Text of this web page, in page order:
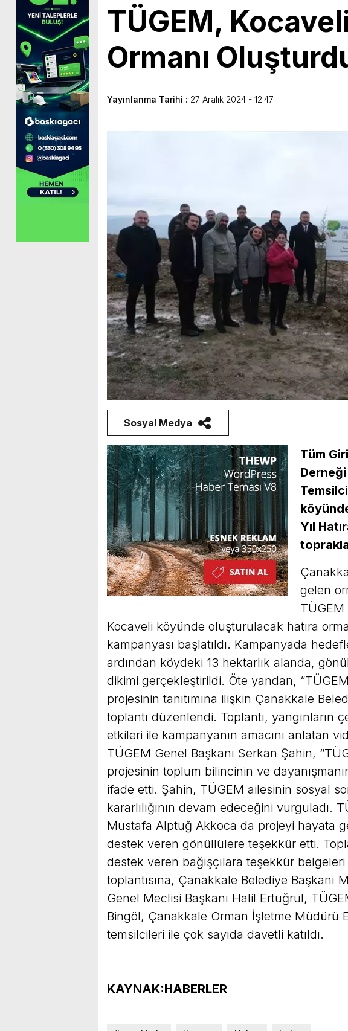
TÜGEM,
Ormanı
Yayınlanma Tarihi : 27 Aralık 2024 - 12:47
Sosyal Medya
Tüm
Yıl
gelen
Kocaveli köyünde oluşturulacak hatıra
kampanyası başlatıldı. Kampanyada
ardından köydeki 13 hektarlık alanda,
dikimi gerçekleştirildi. Öte yandan, “TÜGEM
projesinin tanıtımına ilişkin Çanakkale
toplantı düzenlendi. Toplantı, yangınların
etkileri ile kampanyanın amacını anlatan
TÜGEM Genel Başkanı Serkan Şahin,
projesinin toplum bilincinin ve
ifade etti. Şahin, TÜGEM ailesinin sosyal
kararlılığının devam edeceğini vurguladı.
Mustafa Alptuğ Akkoca da projeyi hayata
destek veren gönüllülere teşekkür etti.
destek veren bağışçılara teşekkür belgeleri
toplantısına, Çanakkale Belediye Başkanı
Genel Meclisi Başkanı Halil Ertuğrul,
Bingöl, Çanakkale Orman İşletme Müdürü
temsilcileri ile çok sayıda davetli katıldı.
KAYNAK:HABERLER